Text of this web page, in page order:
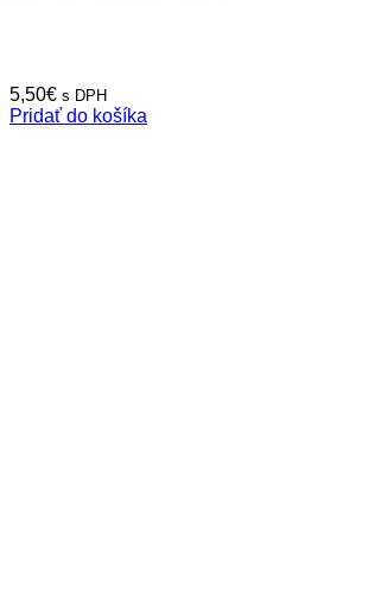
5,50€ s DPH
Pridať do košíka